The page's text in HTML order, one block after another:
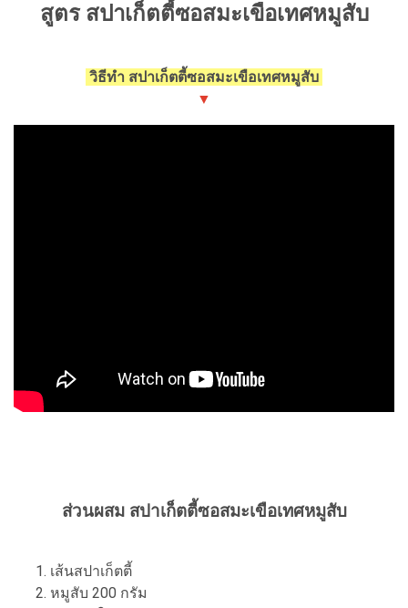
สูตร สปาเก็ตตี้ซอสมะเขือเทศหมูสับ
วิธีทำ สปาเก็ตตี้ซอสมะเขือเทศหมูสับ
▼
ส่วนผสม สปาเก็ตตี้ซอสมะเขือเทศหมูสับ
เส้นสปาเก็ตตี้
หมูสับ 200 กรัม